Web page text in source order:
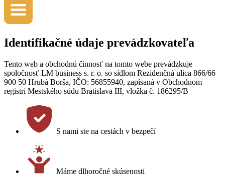
Identifikačné údaje prevádzkovateľa
Tento web a obchodnú činnosť na tomto webe prevádzkuje
spoločnosť LM business s. r. o. so sídlom Rezidenčná ulica 866/66
900 50 Hrubá Borša, IČO: 56855940, zapísaná v Obchodnom
registri Mestského súdu Bratislava III, vložka č. 186295/B
S nami ste na cestách v bezpečí
Máme dlhoročné skúsenosti